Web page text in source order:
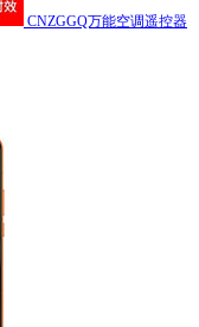
CNZGGQ万能空调遥控器